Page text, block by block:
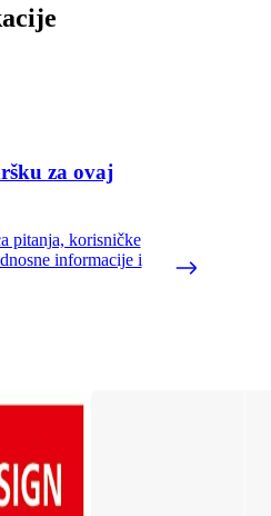
za ovaj
pitanja, korisničke
informacije i